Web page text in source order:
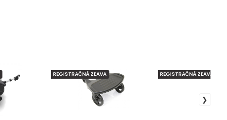
REGISTRAČNÁ ZĽAVA REGISTRAČNÁ ZĽAVA